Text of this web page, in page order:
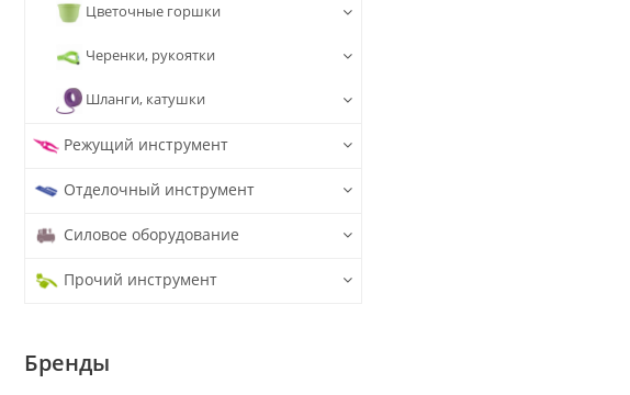
Цветочные горшки
Черенки, рукоятки
Шланги, катушки
Режущий инструмент
Отделочный инструмент
Силовое оборудование
Прочий инструмент
Бренды